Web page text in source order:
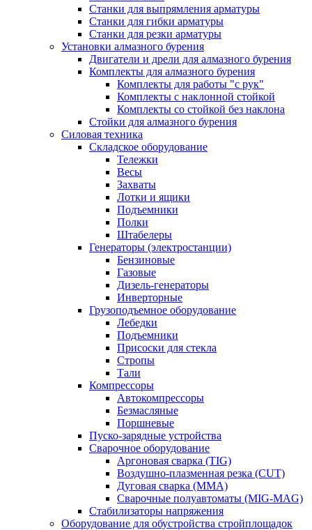
Станки для выпрямления арматуры
Станки для гибки арматуры
Станки для резки арматуры
Установки алмазного бурения
Двигатели и дрели для алмазного бурения
Комплекты для алмазного бурения
Комплекты для работы "с рук"
Комплекты с наклонной стойкой
Комплекты со стойкой без наклона
Стойки для алмазного бурения
Силовая техника
Складское оборудование
Тележки
Весы
Захваты
Лотки и ящики
Подъемники
Полки
Штабелеры
Генераторы (электростанции)
Бензиновые
Газовые
Дизель-генераторы
Инверторные
Грузоподъемное оборудование
Лебедки
Подъемники
Присоски для стекла
Стропы
Тали
Компрессоры
Автокомпрессоры
Безмасляные
Поршневые
Пуско-зарядные устройства
Сварочное оборудование
Аргоновая сварка (TIG)
Воздушно-плазменная резка (CUT)
Дуговая сварка (ММА)
Сварочные полуавтоматы (MIG-MAG)
Стабилизаторы напряжения
Оборудование для обустройства стройплощадок